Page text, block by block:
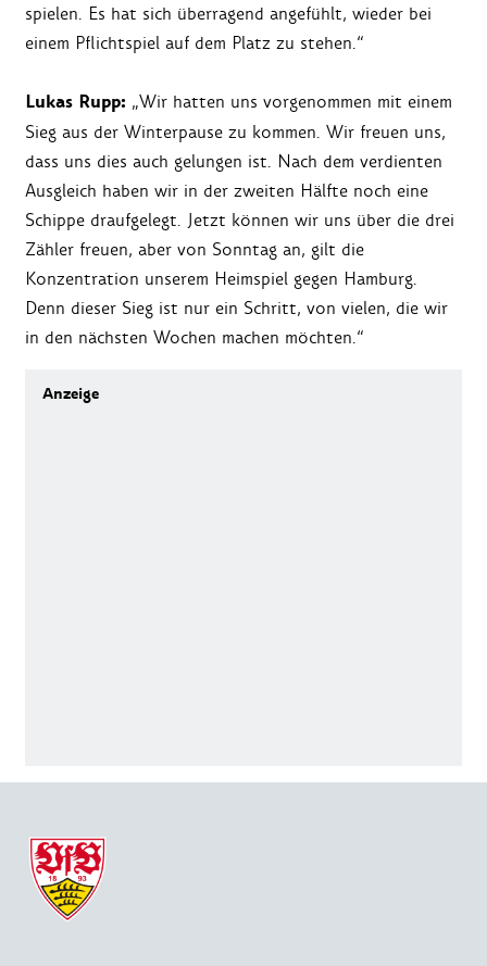
spielen. Es hat sich überragend angefühlt, wieder bei
einem Pflichtspiel auf dem Platz zu stehen.“
Lukas Rupp: „Wir hatten uns vorgenommen mit einem
Sieg aus der Winterpause zu kommen. Wir freuen uns,
dass uns dies auch gelungen ist. Nach dem verdienten
Ausgleich haben wir in der zweiten Hälfte noch eine
Schippe draufgelegt. Jetzt können wir uns über die drei
Zähler freuen, aber von Sonntag an, gilt die
Konzentration unserem Heimspiel gegen Hamburg.
Denn dieser Sieg ist nur ein Schritt, von vielen, die wir
in den nächsten Wochen machen möchten.“